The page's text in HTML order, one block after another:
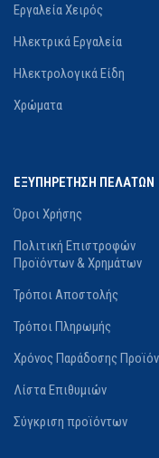
Εργαλεία Χειρός
Ηλεκτρικά Εργαλεία
Ηλεκτρολογικά Είδη
Χρώματα
ΕΞΥΠΗΡΕΤΗΣΗ ΠΕΛΑΤΩΝ
Όροι Χρήσης
Πολιτική Επιστροφών
Προϊόντων & Χρημάτων
Τρόποι Αποστολής
Τρόποι Πληρωμής
Χρόνος Παράδοσης
Λίστα Επιθυμιών
Σύγκριση προϊόντων